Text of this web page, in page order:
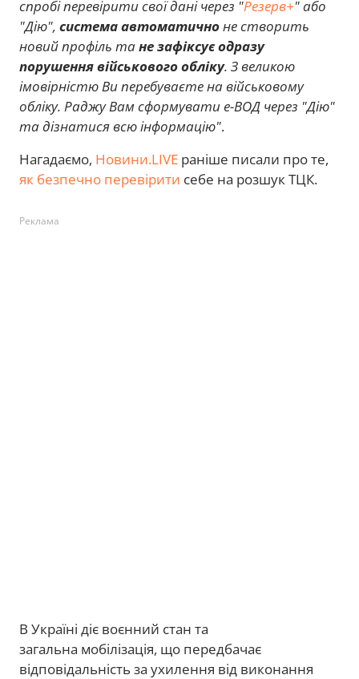
спробі перевірити свої дані через "Резерв+" або
"Дію", система автоматичноне створить
новий профіль тане зафіксує одразу
порушення військового обліку. З великою
імовірністю Ви перебуваєте на військовому
обліку. Раджу Вам сформувати е-ВОД через "Дію"
та дізнатися всю інформацію".
Нагадаємо, Новини.LIVE раніше писали про те,
як безпечно перевірити себе на розшук ТЦК.
Реклама
В Україні діє воєнний стан та
загальна мобілізація, що передбачає
відповідальність за ухилення від виконання